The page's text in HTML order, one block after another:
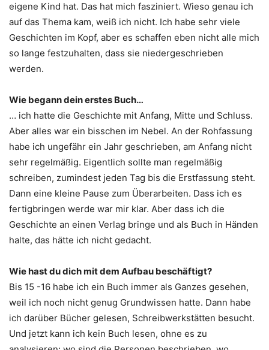
eigene Kind hat. Das hat mich fasziniert. Wieso genau ich
auf das Thema kam, weiß ich nicht. Ich habe sehr viele
Geschichten im Kopf, aber es schaffen eben nicht alle mich
so lange festzuhalten, dass sie niedergeschrieben
werden.
Wie begann dein erstes Buch…
… ich hatte die Geschichte mit Anfang, Mitte und Schluss.
Aber alles war ein bisschen im Nebel. An der Rohfassung
habe ich ungefähr ein Jahr geschrieben, am Anfang nicht
sehr regelmäßig. Eigentlich sollte man regelmäßig
schreiben, zumindest jeden Tag bis die Erstfassung steht.
Dann eine kleine Pause zum Überarbeiten. Dass ich es
fertigbringen werde war mir klar. Aber dass ich die
Geschichte an einen Verlag bringe und als Buch in Händen
halte, das hätte ich nicht gedacht.
Wie hast du dich mit dem Aufbau beschäftigt?
Bis 15 -16 habe ich ein Buch immer als Ganzes gesehen,
weil ich noch nicht genug Grundwissen hatte. Dann habe
ich darüber Bücher gelesen, Schreibwerkstätten besucht.
Und jetzt kann ich kein Buch lesen, ohne es zu